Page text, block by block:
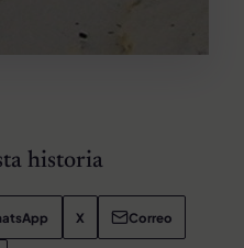
historia
X Correo